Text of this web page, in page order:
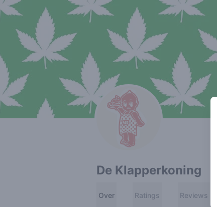
De Klapperkoning
Over Ratings Reviews